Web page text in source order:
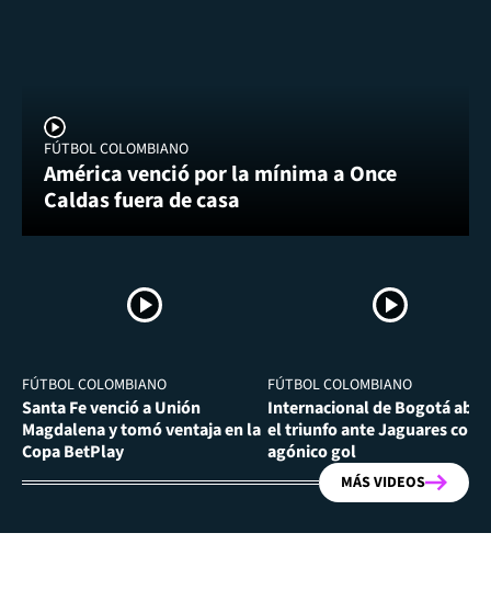
FÚTBOL COLOMBIANO
América venció por la mínima a Once
Caldas fuera de casa
FÚTBOL COLOMBIANO
Santa Fe venció a Unión
Magdalena y tomó ventaja en la
Copa BetPlay
FÚTBOL COLOMBIANO
Internacional de Bogotá
el triunfo ante Jaguares con
agónico gol
MÁS VIDEOS